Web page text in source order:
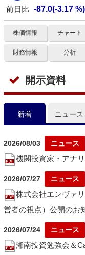
前日比 -87.0(-3.17 %)
株価情報 チャート
財務情報 分析
開示資料
新着 ニュース
2026/08/03
機関投資家・アナ
2026/07/27
株式会社エンヴァ
営者の視点）公開のお
2026/07/24
湘南投資勉強会＆